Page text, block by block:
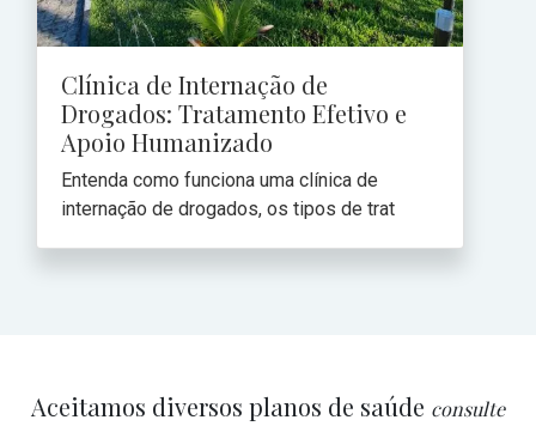
Clínica de Internação de
Drogados: Tratamento Efetivo e
Apoio Humanizado
Entenda como funciona uma clínica de
internação de drogados, os tipos de trat
Aceitamos diversos planos de saúde consulte